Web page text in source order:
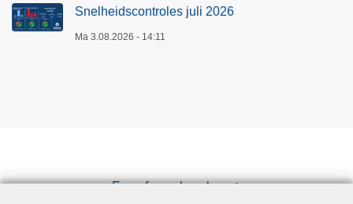
Snelheidscontroles juli 2026
Ma 3.08.2026 - 14:11
Een afspraak maken